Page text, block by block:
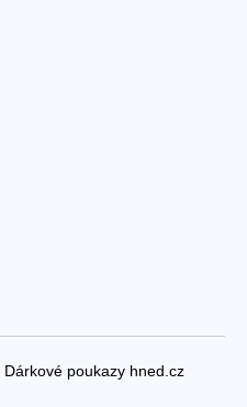
Dárkové poukazy hned.cz